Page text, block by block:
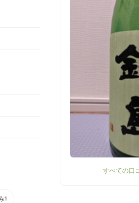
1
すべての口